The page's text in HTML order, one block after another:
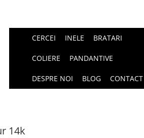
CERCEI INELE BRATARI
COLIERE PANDANTIVE
DESPRE NOI BLOG CONTACT
14k